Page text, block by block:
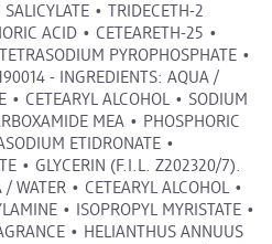
• TRIDECETH-2
ACID • CETEARETH-25 •
PYROPHOSPHATE •
- INGREDIENTS: AQUA /
• CETEARYL ALCOHOL • SODIUM
MEA • PHOSPHORIC
ETIDRONATE •
• GLYCERIN (F.I.L. Z202320/7).
WATER • CETEARYL ALCOHOL •
• ISOPROPYL MYRISTATE •
• HELIANTHUS ANNUUS